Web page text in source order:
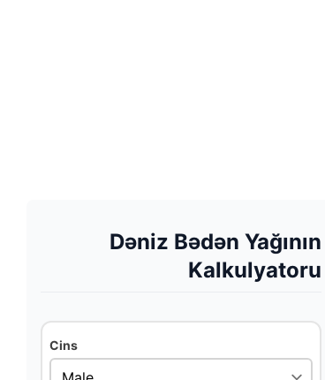
Dəniz Bədən Yağının
Kalkulyatoru
Cins